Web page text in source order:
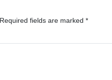
Required fields are marked *